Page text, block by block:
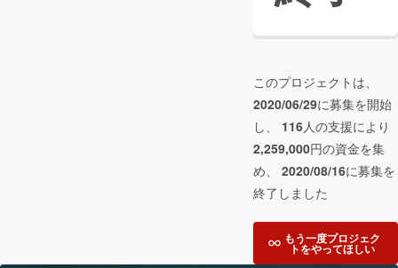
このプロジェクトは、
2020/06/29に募集を開始
し、 116人の支援により
2,259,000円の資金を集
め、 2020/08/16に募集を
終了しました
もう一度プロジェク
トをやってほしい